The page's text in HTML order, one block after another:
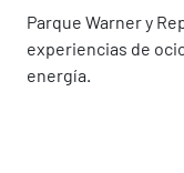
Parque Warner y
experiencias de
energía.